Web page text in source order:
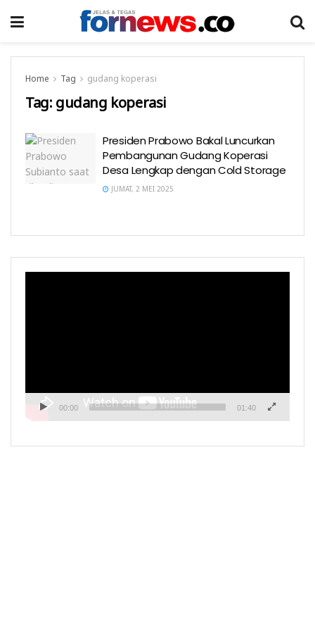
Home Tag gudang koperasi
Tag: gudang koperasi
Presiden Prabowo Bakal Luncurkan
Pembangunan Gudang Koperasi
Desa Lengkap dengan Cold Storage
JUMAT, 2 MEI 2025
00:00 01:40